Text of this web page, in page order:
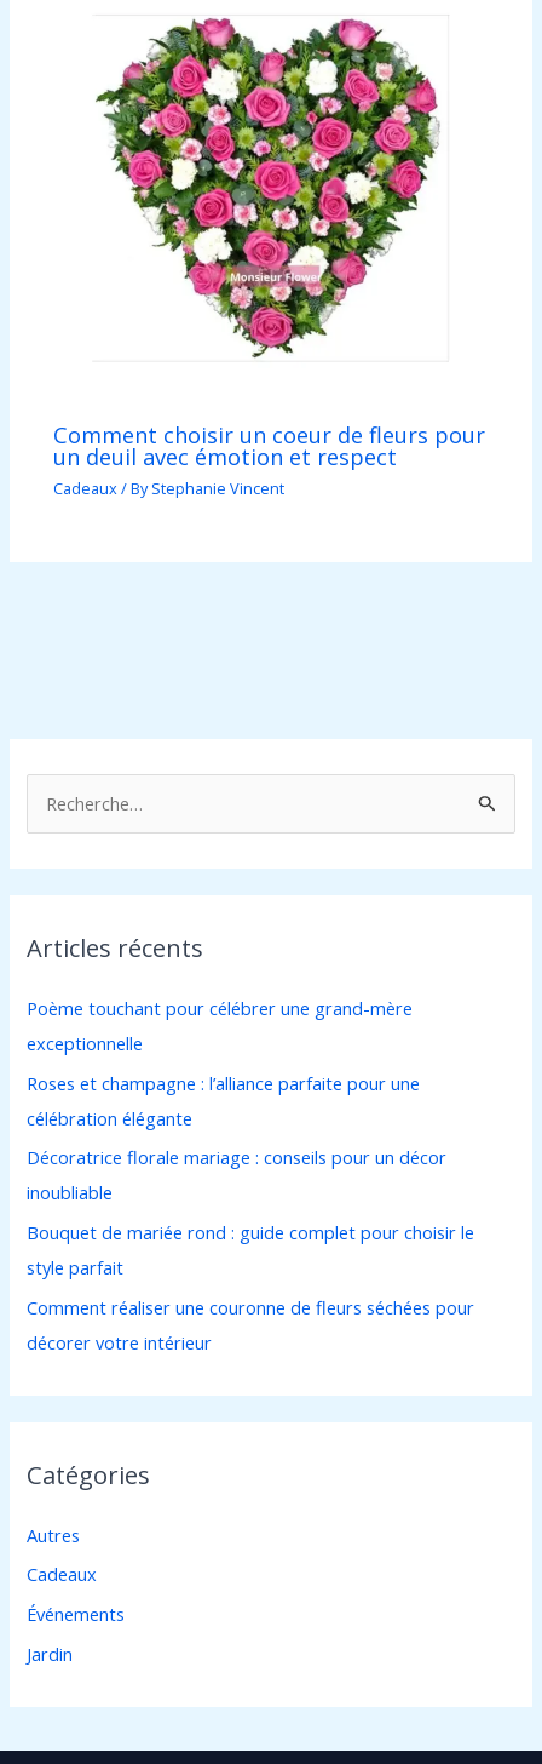
Comment choisir un coeur de fleurs pour
un deuil avec émotion et respect
Cadeaux / ByStephanie Vincent
e
c
e
c
h
e
r
:
Articles récents
Poème touchant pour célébrer une grand-mère
exceptionnelle
Roses et champagne : l’alliance parfaite pour une
célébration élégante
Décoratrice florale mariage : conseils pour un décor
inoubliable
Bouquet de mariée rond : guide complet pour choisir le
style parfait
Comment réaliser une couronne de fleurs séchées pour
décorer votre intérieur
Catégories
Autres
Cadeaux
Événements
Jardin